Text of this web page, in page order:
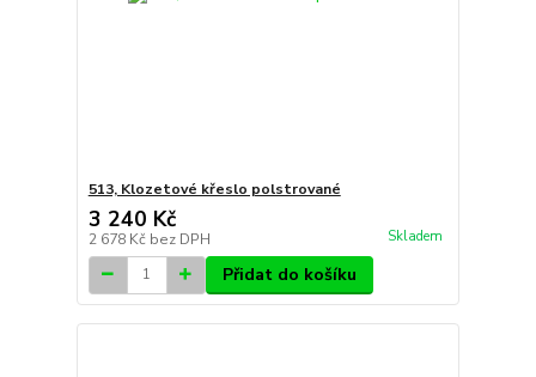
513, Klozetové křeslo polstrované
3 240 Kč
2 678 Kč bez DPH Skladem
Přidat do košíku